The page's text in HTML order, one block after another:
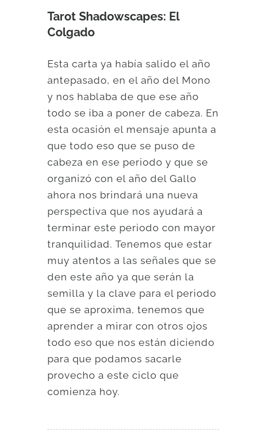
Tarot Shadowscapes: El
Colgado
Esta carta ya había salido el año
antepasado, en el año del Mono
y nos hablaba de que ese año
todo se iba a poner de cabeza. En
esta ocasión el mensaje apunta a
que todo eso que se puso de
cabeza en ese periodo y que se
organizó con el año del Gallo
ahora nos brindará una nueva
perspectiva que nos ayudará a
terminar este periodo con mayor
tranquilidad. Tenemos que estar
muy atentos a las señales que se
den este año ya que serán la
semilla y la clave para el periodo
que se aproxima, tenemos que
aprender a mirar con otros ojos
todo eso que nos están diciendo
para que podamos sacarle
provecho a este ciclo que
comienza hoy.